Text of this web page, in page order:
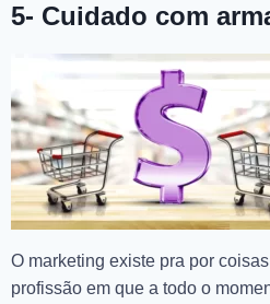
5- Cuidado com
O marketing existe pra por
profissão em que a todo o